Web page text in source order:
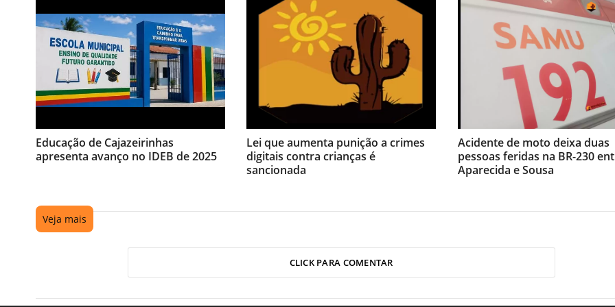
Educação de Cajazeirinhas
apresenta avanço no IDEB de 2025
Lei que aumenta punição a crimes
digitais contra crianças é
sancionada
Acidente de moto deixa duas
pessoas feridas na BR-230
Aparecida e Sousa
Veja mais
CLICK PARA COMENTAR